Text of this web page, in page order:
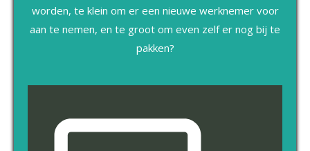
worden, te klein om er een nieuwe werknemer voor
aan te nemen, en te groot om even zelf er nog bij te
pakken?